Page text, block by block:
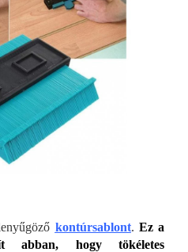
kontúrsablont. Ez a
abban, hogy tökéletes